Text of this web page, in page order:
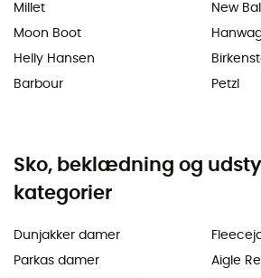
Millet
Moon Boot
Helly Hansen
Barbour
New
Petzl
Sko, beklædning og
kategorier
Dunjakker damer
Parkas damer
Aigle